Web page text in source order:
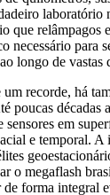
laboratório
que relâmpagos
necessário para
longo de vastas
recorde, há
poucas décadas
sensores em
e temporal. A
o megaflash
forma integral